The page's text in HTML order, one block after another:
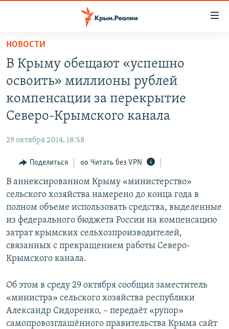
Вернуться
основному
содержанию
главной
Вернутся
поиску
СПЕЦПРОЕКТЫ
КАРТА ВОЕННЫХ ОБЪЕКТОВ КРЫМА
ИСТОРИЯ
ИНТЕРАКТИВ
ИНФОГРАФИКА
ТЕЛЕПРОЕКТ КРЫМ.РЕАЛИИ
СОВЕТЫ ПРАВОЗАЩИТНИКОВ
ПРОПАВШИЕ БЕЗ ВЕСТИ
ПОБЕДИТЕЛЕЙ НЕ СУДЯТ?
КРЫМ.НЕПОКОРЕННЫЙ
УКРАИНСКАЯ ПРОБЛЕМА КРЫМА
РАДІО СВОБОДА
КАК ОБОЙТИ БЛОКИРОВКУ
Українською
Qırımtatar
ПРИСОЕДИНЯЙТЕСЬ!
Все сайты RFE/RL
НОВОСТИ
В Крыму обещают «успешно
освоить» миллионы рублей
компенсации за перекрытие
Северо-Крымского канала
29 октября 2014, 18:58
Поделиться Читать без VPN
В аннексированном Крыму «министерство»
сельского хозяйства намерено до конца года в
полном объеме использовать средства, выделенные
из федерального бюджета России на компенсацию
затрат крымских сельхозпроизводителей,
связанных с прекращением работы Северо-
Крымского канала.
Об этом в среду 29 октября сообщил заместитель
«министра» сельского хозяйства республики
Александр Сидоренко, – передаёт «рупор»
самопровозглашённого правительства Крыма сайт